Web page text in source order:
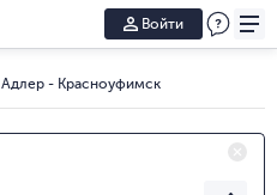
Войти
Адлер - Красноуфимск